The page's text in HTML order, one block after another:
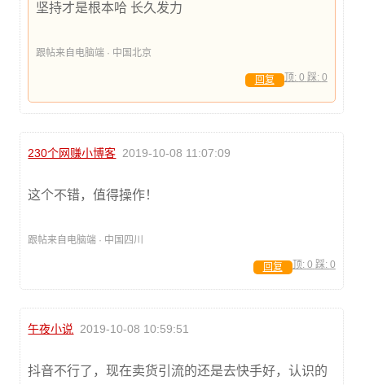
坚持才是根本哈 长久发力
跟帖来自电脑端 · 中国北京
顶: 0 踩: 0
回复
230个网赚小博客 2019-10-08 11:07:09
这个不错，值得操作！
跟帖来自电脑端 · 中国四川
顶: 0 踩: 0
回复
午夜小说 2019-10-08 10:59:51
抖音不行了，现在卖货引流的还是去快手好，认识的